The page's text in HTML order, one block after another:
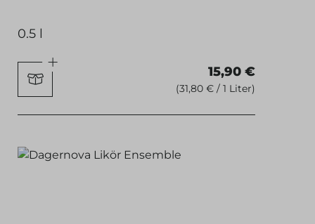
0.5 l
15,90 €
(31,80 € / 1 Liter)